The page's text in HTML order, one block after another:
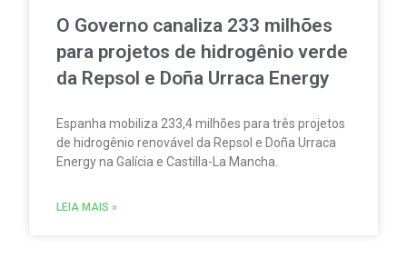
O Governo canaliza 233 milhões
para projetos de hidrogênio verde
da Repsol e Doña Urraca Energy
Espanha mobiliza 233,4 milhões para três projetos
de hidrogênio renovável da Repsol e Doña Urraca
Energy na Galícia e Castilla-La Mancha.
LEIA MAIS »